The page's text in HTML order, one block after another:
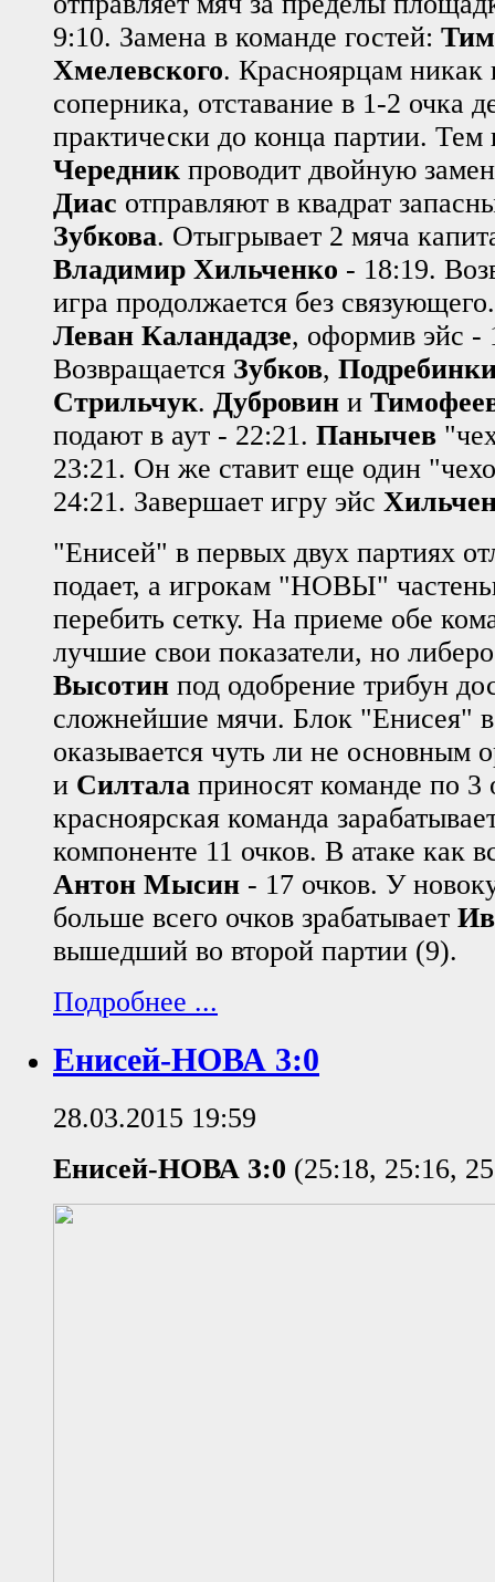
9:10. Замена в команде гостей:
Хмелевского. Красноярцам никак
соперника, отставание в 1-2 очка
практически до конца партии.
Чередник проводит двойную
Диас отправляют в квадрат
Зубкова. Отыгрывает 2 мяча
Владимир Хильченко - 18:19.
игра продолжается без
Леван Каландадзе, оформив эйс -
Возвращается Зубков,
Стрильчук. Дубровин и
подают в аут - 22:21. Панычев
23:21. Он же ставит еще один
24:21. Завершает игру эйс
"Енисей" в первых двух партиях
подает, а игрокам "НОВЫ"
перебить сетку. На приеме обе
лучшие свои показатели, но
Высотин под одобрение трибун
сложнейшие мячи. Блок "Енисея" в
оказывается чуть ли не основным
и Силтала приносят команде по 3
красноярская команда
компоненте 11 очков. В атаке как
Антон Мысин - 17 очков. У
больше всего очков зрабатывает
вышедший во второй партии (9).
Подробнее ...
Енисей-НОВА 3:0
28.03.2015 19:59
Енисей-НОВА 3:0 (25:18, 25:16,